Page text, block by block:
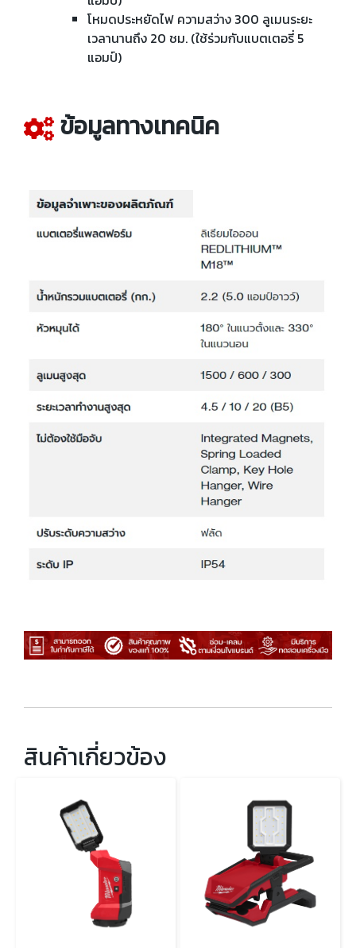
โหมดประหยัดไฟ ความสว่าง 300 ลูเมนระยะ
เวลานานถึง 20 ชม. (ใช้ร่วมกับแบตเตอรี่ 5
แอมป์)
ข้อมูลทางเทคนิค
สินค้าเกี่ยวข้อง